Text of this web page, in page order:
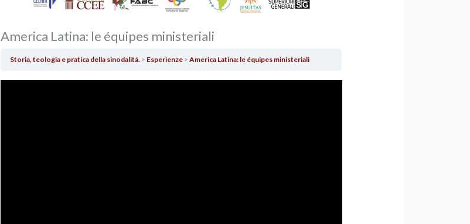
America Latina: le équipes ministeriali
Storia, teologia e pratica della sinodalitá. Esperienze America Latina: le équipes ministeriali